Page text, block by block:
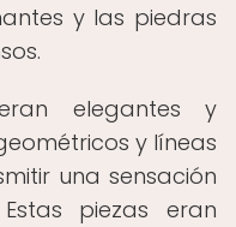
y las piedras
elegantes y
y líneas
una sensación
piezas eran